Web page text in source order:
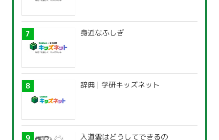
身近なふしぎ
辞典 | 学研キッズネット
入道雲はどうしてできるの